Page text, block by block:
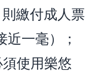
繳付成人票
一毫）；
使用樂悠